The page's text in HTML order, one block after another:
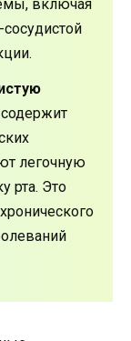
включая
легочную
рта. Это